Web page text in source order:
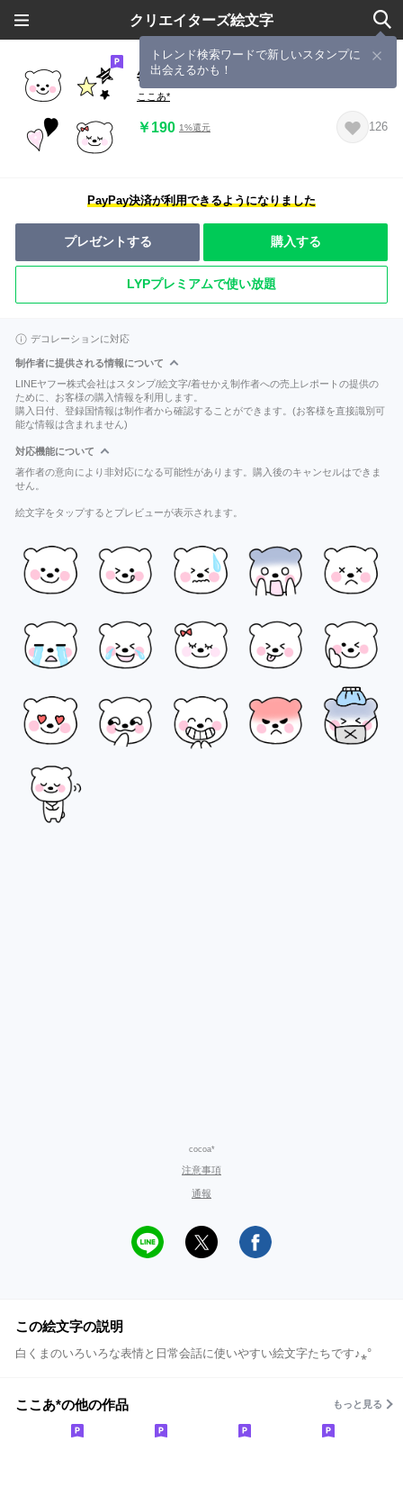
クリエイターズ絵文字
トレンド検索ワードで新しいスタンプに
出会えるかも！
毎日使える絵文字*白くま
ここあ*
￥190 1%還元 126
PayPay決済が利用できるようになりました
プレゼントする 購入する
LYPプレミアムで使い放題
デコレーションに対応
制作者に提供される情報について
LINEヤフー株式会社はスタンプ/絵文字/着せかえ制作者への売上レポートの提供の
ために、お客様の購入情報を利用します。
購入日付、登録国情報は制作者から確認することができます。(お客様を直接識別可
能な情報は含まれません)
対応機能について
著作者の意向により非対応になる可能性があります。購入後のキャンセルはできま
せん。
絵文字をタップするとプレビューが表示されます。
cocoa*
注意事項
通報
この絵文字の説明
白くまのいろいろな表情と日常会話に使いやすい絵文字たちです♪⁎°
ここあ*の他の作品 もっと見る